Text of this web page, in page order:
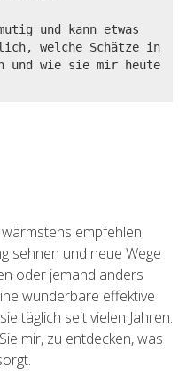
und kann etwas
welche Schätze in
und wie sie mir heute
empfehlen.
sehnen und neue Wege
oder jemand anders
wunderbare effektive
täglich seit vielen Jahren.
mir, zu entdecken, was